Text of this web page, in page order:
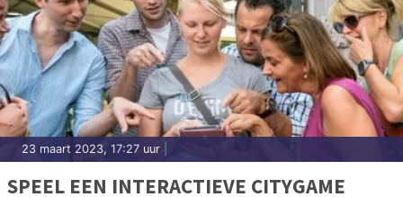
23 maart 2023, 17:27 uur
SPEEL EEN INTERACTIEVE CITYGAME